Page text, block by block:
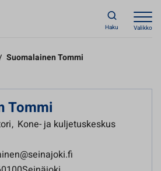
Haku Valikko
Suomalainen Tommi
Tommi
, Kone- ja kuljetuskeskus